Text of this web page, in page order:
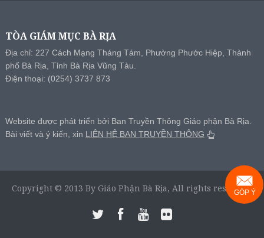
TÒA GIÁM MỤC BÀ RỊA
Địa chỉ: 227 Cách Mạng Tháng Tám, Phường Phước Hiệp, Thành
phố Bà Rịa, Tỉnh Bà Rịa Vũng Tàu.
Điện thoại: (0254) 3737 873
Website được phát triển bởi Ban Truyền Thông Giáo phận Bà Rịa.
Bài viết và ý kiến, xin LIÊN HỆ BAN TRUYỀN THÔNG
Copyright © 2013 By Giáo Phận Bà Rịa, All rights reserved.
GÓP Ý